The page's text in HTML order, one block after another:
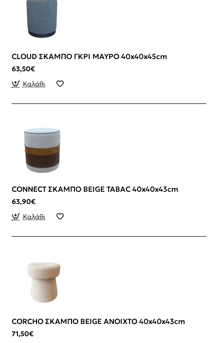
CLOUD ΣΚΑΜΠΟ ΓΚΡΙ ΜΑΥΡΟ 40x40x45cm
63,50€
Καλάθι
CONNECT ΣΚΑΜΠΟ BEIGE TABAC 40x40x43cm
63,90€
Καλάθι
CORCHO ΣΚΑΜΠΟ BEIGE ΑΝΟΙΧΤΟ 40x40x43cm
71,50€